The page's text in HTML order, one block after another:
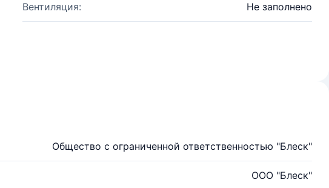
Вентиляция: Не заполнено
Общество с ограниченной ответственностью "Блеск"
ООО "Блеск"